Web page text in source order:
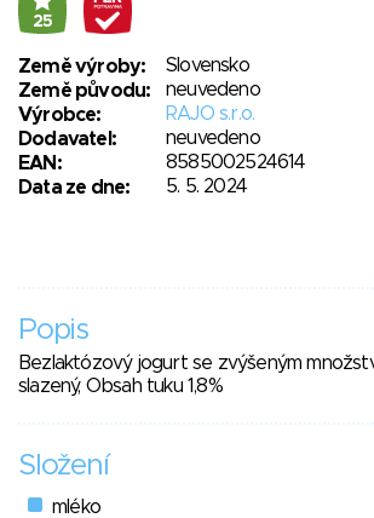
25
Země výroby:
Slovensko
Země původu:
neuvedeno
Výrobce:
RAJO s.r.o.
Dodavatel:
neuvedeno
EAN:
8585002524614
Data ze dne:
5. 5. 2024
Popis
Bezlaktózový jogurt se zvýšeným
slazený, Obsah tuku 1,8%
Složení
mléko